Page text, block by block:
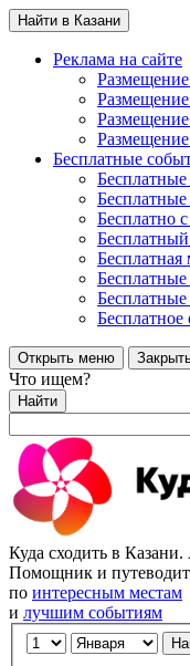
Найти в Казани
Реклама на сайте
Бесплатные
Бесплатно
Бесплатная
Бесплатное
Открыть меню
Что ищем?
Найти
Куда сходить в
Помощник и
по интересным местам
и лучшим событиям